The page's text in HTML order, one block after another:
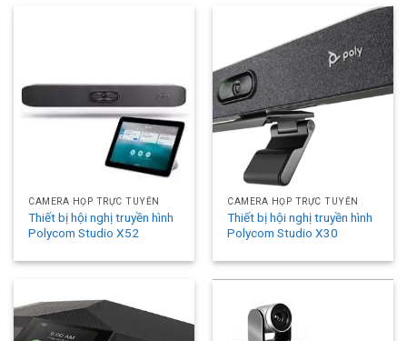
CAMERA HỌP TRỰC TUYẾN
Thiết bị hội nghị truyền hình
Polycom Studio X52
CAMERA HỌP TRỰC TUYẾN
Thiết bị hội nghị truyền hình
Polycom Studio X30